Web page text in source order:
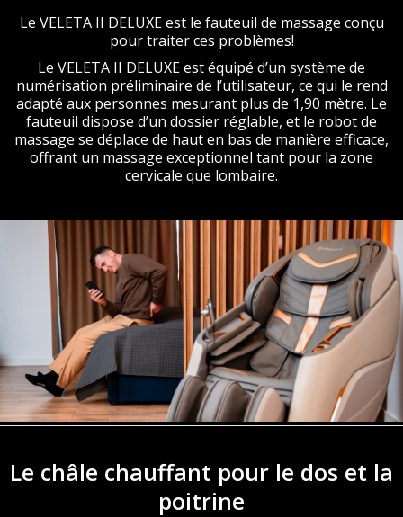
Le VELETA II DELUXE est le fauteuil de massage conçu
pour traiter ces problèmes!
Le VELETA II DELUXE est équipé d’un système de
numérisation préliminaire de l’utilisateur, ce qui le rend
adapté aux personnes mesurant plus de 1,90 mètre. Le
fauteuil dispose d’un dossier réglable, et le robot de
massage se déplace de haut en bas de manière efficace,
offrant un massage exceptionnel tant pour la zone
cervicale que lombaire.
Le châle chauffant pour le dos et la
poitrine